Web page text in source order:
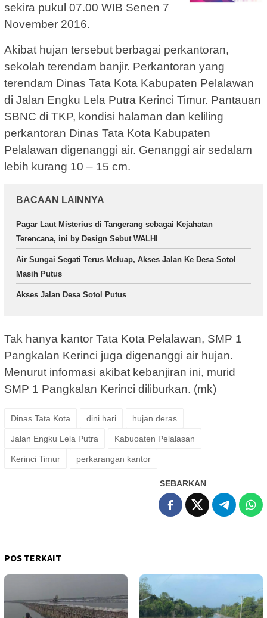
sekira pukul 07.00 WIB Senen 7
November 2016.
Akibat hujan tersebut berbagai perkantoran,
sekolah terendam banjir. Perkantoran yang
terendam Dinas Tata Kota Kabupaten Pelalawan
di Jalan Engku Lela Putra Kerinci Timur. Pantauan
SBNC di TKP, kondisi halaman dan keliling
perkantoran Dinas Tata Kota Kabupaten
Pelalawan digenanggi air. Genanggi air sedalam
lebih kurang 10 – 15 cm.
BACAAN LAINNYA
Pagar Laut Misterius di Tangerang sebagai Kejahatan
Terencana, ini by Design Sebut WALHI
Air Sungai Segati Terus Meluap, Akses Jalan Ke Desa Sotol
Masih Putus
Akses Jalan Desa Sotol Putus
Tak hanya kantor Tata Kota Pelalawan, SMP 1
Pangkalan Kerinci juga digenanggi air hujan.
Menurut informasi akibat kebanjiran ini, murid
SMP 1 Pangkalan Kerinci diliburkan. (mk)
Dinas Tata Kota dini hari hujan deras
Jalan Engku Lela Putra Kabuoaten Pelalasan
Kerinci Timur perkarangan kantor
SEBARKAN
POS TERKAIT